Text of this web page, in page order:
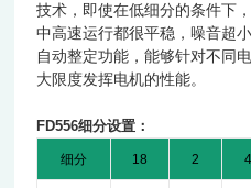
技术，即使在低细分的条件下
中高速运行都很平稳，噪音超
自动整定功能，能够针对不同
大限度发挥电机的性能。
FD556细分设置：
细分 18 2 4